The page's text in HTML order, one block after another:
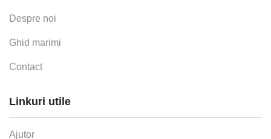
Despre noi
Ghid marimi
Contact
Linkuri utile
Ajutor